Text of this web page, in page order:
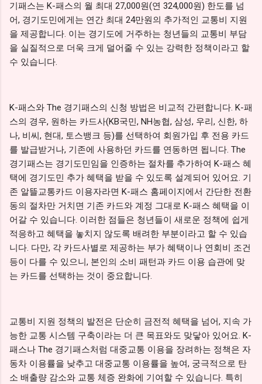
기패스는 K-패스의 월 최대 27,000원(연 324,000원) 한도를 넘
어, 경기도민에게는 연간 최대 24만원의 추가적인 교통비 지원
을 제공합니다. 이는 경기도에 거주하는 청년들의 교통비 부담
을 실질적으로 더욱 크게 덜어줄 수 있는 강력한 정책이라고 할
수 있습니다.
K-패스와 The 경기패스의 신청 방법은 비교적 간편합니다. K-패
스의 경우, 원하는 카드사(KB국민, NH농협, 삼성, 우리, 신한, 하
나, 비씨, 현대, 토스뱅크 등)를 선택하여 회원가입 후 전용 카드
를 발급받거나, 기존에 사용하던 카드를 연동하면 됩니다. The
경기패스는 경기도민임을 인증하는 절차를 추가하여 K-패스 혜
택에 경기도민 추가 혜택을 받을 수 있도록 설계되어 있어요. 기
존 알뜰교통카드 이용자라면 K-패스 홈페이지에서 간단한 전환
동의 절차만 거치면 기존 카드와 계정 그대로 K-패스 혜택을 이
어갈 수 있습니다. 이러한 점들은 청년들이 새로운 정책에 쉽게
적응하고 혜택을 놓치지 않도록 배려한 부분이라고 할 수 있습
니다. 다만, 각 카드사별로 제공하는 부가 혜택이나 연회비 조건
등이 다를 수 있으니, 본인의 소비 패턴과 카드 이용 습관에 맞
는 카드를 선택하는 것이 중요합니다.
교통비 지원 정책의 발전은 단순히 금전적 혜택을 넘어, 지속 가
능한 교통 시스템 구축이라는 더 큰 목표와도 맞닿아 있어요. K-
패스나 The 경기패스처럼 대중교통 이용을 장려하는 정책은 자
동차 이용률을 낮추고 대중교통 이용률을 높여, 궁극적으로 탄
소 배출량 감소와 교통 체증 완화에 기여할 수 있습니다. 특히